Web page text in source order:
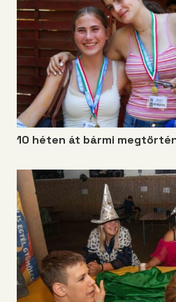
10 héten át bármi